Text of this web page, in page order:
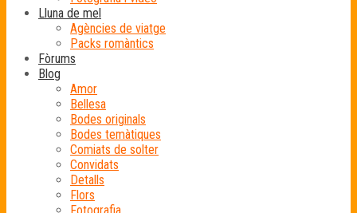
Lluna de mel
Agències de viatge
Packs romàntics
Fòrums
Blog
Amor
Bellesa
Bodes originals
Bodes temàtiques
Comiats de solter
Convidats
Detalls
Flors